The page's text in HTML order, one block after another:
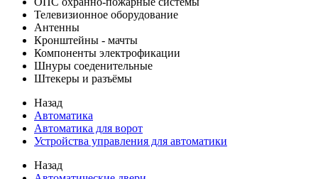
Телевизионное оборудование
Антенны
Кронштейны - мачты
Компоненты электрофикации
Шнуры соеденительные
Штекеры и разъёмы
Назад
Автоматика
Автоматика для ворот
Устройства управления для автоматики
Назад